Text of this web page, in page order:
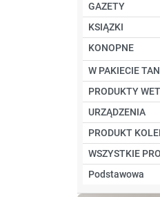
GAZETY
KSIĄZKI
KONOPNE
W PAKIECIE
PRODUKTY
URZĄDZENIA
PRODUKT
WSZYSTKIE
Podstawowa